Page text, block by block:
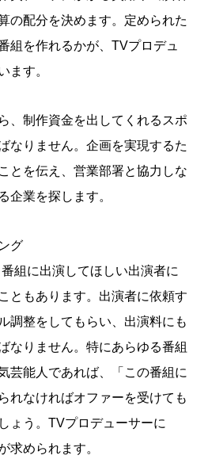
の配分を決めます。定められた
組を作れるかが、TVプロデュ
ます。
、制作資金を出してくれるスポ
なりません。企画を実現するた
とを伝え、営業部署と協力しな
企業を探します。
グ
組に出演してほしい出演者に
ともあります。出演者に依頼す
調整をしてもらい、出演料にも
なりません。特にあらゆる番組
芸能人であれば、「この番組に
れなければオファーを受けても
ょう。TVプロデューサーに
求められます。